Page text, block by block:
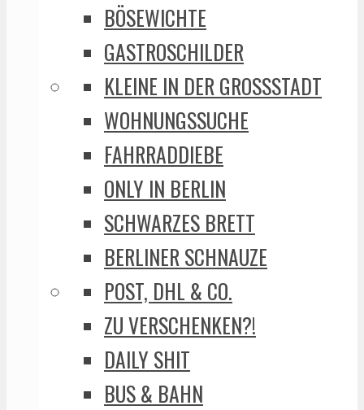
BÖSEWICHTE
GASTROSCHILDER
KLEINE IN DER GROSSSTADT
WOHNUNGSSUCHE
FAHRRADDIEBE
ONLY IN BERLIN
SCHWARZES BRETT
BERLINER SCHNAUZE
POST, DHL & CO.
ZU VERSCHENKEN?!
DAILY SHIT
BUS & BAHN